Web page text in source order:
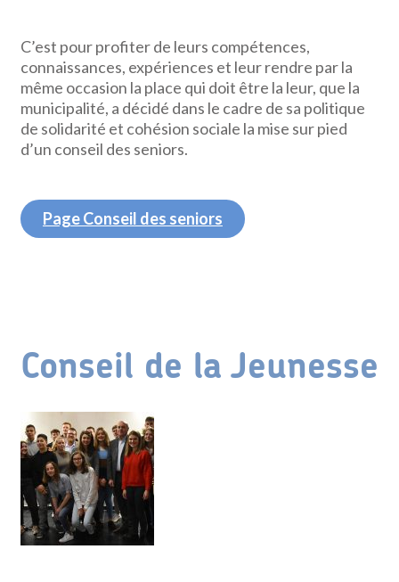
C’est pour profiter de leurs compétences,
connaissances, expériences et leur rendre par la
même occasion la place qui doit être la leur, que la
municipalité, a décidé dans le cadre de sa politique
de solidarité et cohésion sociale la mise sur pied
d’un conseil des seniors.
Page Conseil des seniors
Conseil de la Jeunesse